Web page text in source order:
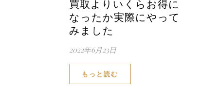
買取よりいくらお得に
なったか実際にやって
みました
2022年6月23日
もっと読む